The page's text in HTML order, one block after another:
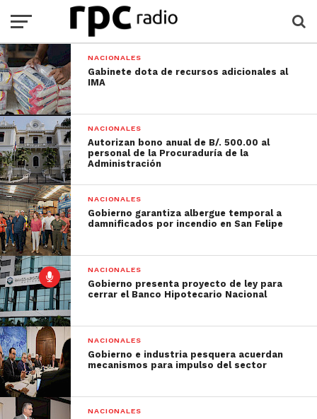
NACIONALES
Gabinete dota de recursos adicionales al
IMA
NACIONALES
Autorizan bono anual de B/. 500.00 al
personal de la Procuraduría de la
Administración
NACIONALES
Gobierno garantiza albergue temporal a
damnificados por incendio en San Felipe
NACIONALES
Gobierno presenta proyecto de ley para
cerrar el Banco Hipotecario Nacional
NACIONALES
Gobierno e industria pesquera acuerdan
mecanismos para impulso del sector
NACIONALES